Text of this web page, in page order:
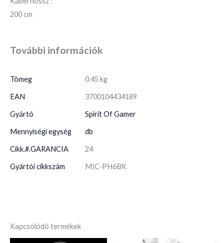
200 cm
További információk
Tömeg 0.45 kg
EAN 3700104434189
Gyártó Spirit Of Gamer
Mennyiségi egység db
Cikk.#.GARANCIA 24
Gyártói cikkszám MIC-PH6BK
Kapcsolódó termékek